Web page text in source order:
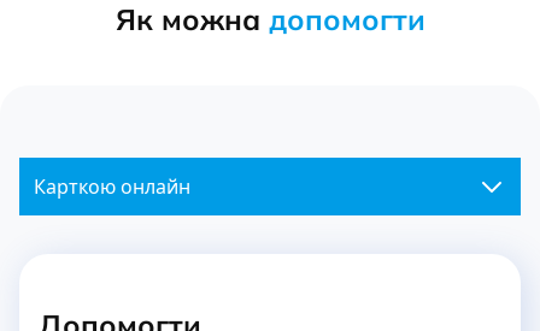
Як можна допомогти
Карткою онлайн